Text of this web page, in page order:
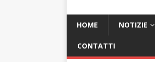
HOME NOTIZIE
CONTATTI